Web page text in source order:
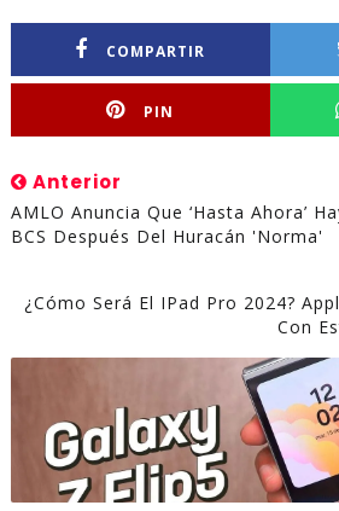
COMPARTIR
PIN
Anterior
AMLO Anuncia Que ‘hasta Ahora’
BCS Después Del Huracán 'Norma'
¿Cómo Será El IPad Pro 2024?
Con